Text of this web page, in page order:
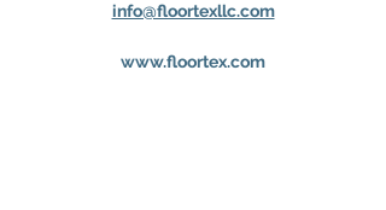
info@floortexllc.com
www.floortex.com